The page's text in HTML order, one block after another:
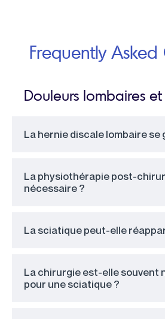
Frequently
Douleurs lombaires
La hernie discale lombaire se
La physiothérapie post-
nécessaire ?
La sciatique peut-elle
La chirurgie est-elle souvent
pour une sciatique ?